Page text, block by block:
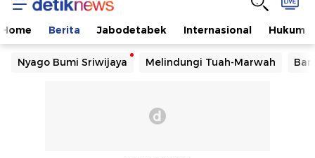
Home Berita Jabodetabek Internasional Hukum
Nyago Bumi Sriwijaya Melindungi Tuah-Marwah